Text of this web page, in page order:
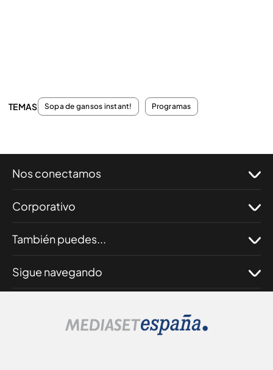
TEMAS Sopa de gansos instant! Programas
Nos conectamos
Corporativo
También puedes...
Sigue navegando